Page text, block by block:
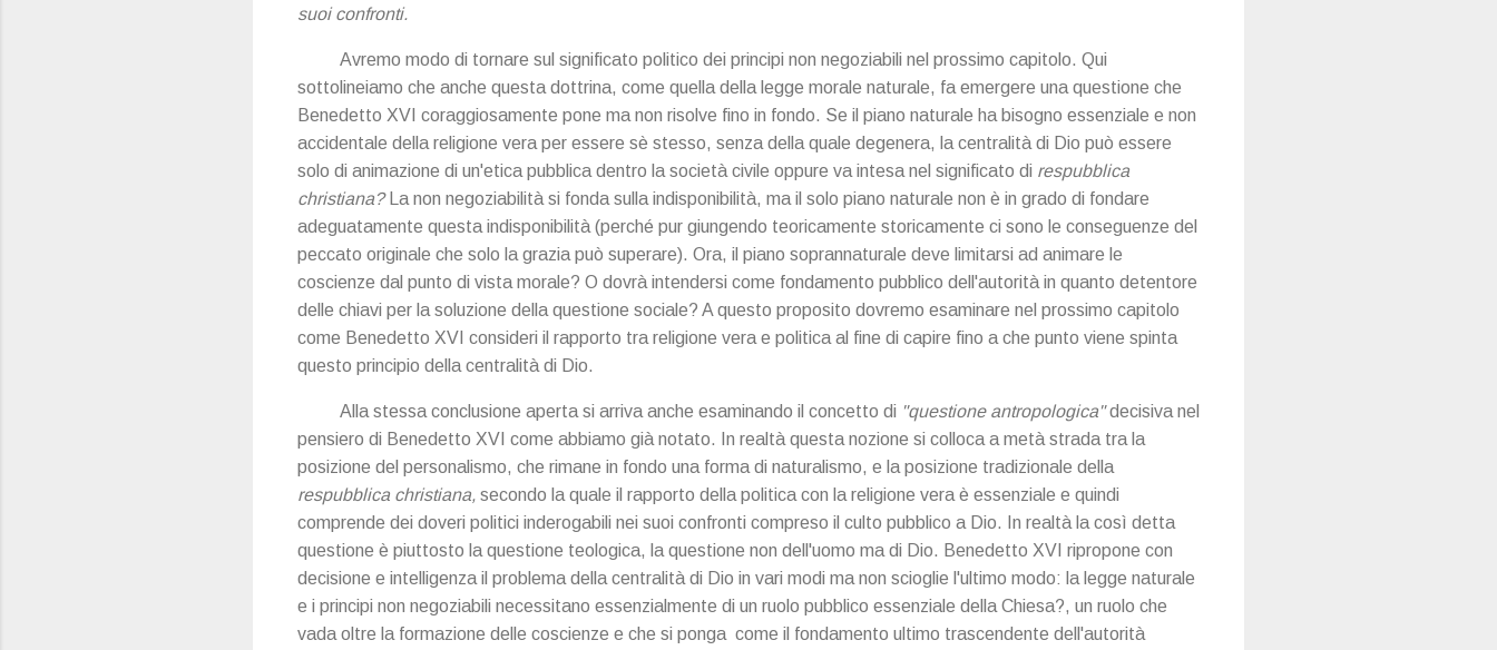
suoi confronti.
Avremo modo di tornare sul significato politico dei principi non negoziabili nel prossimo capitolo. Qui
sottolineiamo che anche questa dottrina, come quella della legge morale naturale, fa emergere una questione che
Benedetto XVI coraggiosamente pone ma non risolve fino in fondo. Se il piano naturale ha bisogno essenziale e non
accidentale della religione vera per essere sè stesso, senza della quale degenera, la centralità di Dio può essere
solo di animazione di un'etica pubblica dentro la società civile oppure va intesa nel significato di respubblica
christiana?
La non negoziabilità si fonda sulla indisponibilità, ma il solo piano naturale non è in grado di fondare
adeguatamente questa indisponibilità (perché pur giungendo teoricamente storicamente ci sono le conseguenze del
peccato originale che solo la grazia può superare). Ora, il piano soprannaturale deve limitarsi ad animare le
coscienze dal punto di vista morale? O dovrà intendersi come fondamento pubblico dell'autorità in quanto detentore
delle chiavi per la soluzione della questione sociale? A questo proposito dovremo esaminare nel prossimo capitolo
come Benedetto XVI consideri il rapporto tra religione vera e politica al fine di capire fino a che punto viene spinta
questo principio della centralità di Dio.
Alla stessa conclusione aperta si arriva anche esaminando il concetto di "questione antropologica"decisiva nel
pensiero di Benedetto XVI come abbiamo già notato. In realtà questa nozione si colloca a metà strada tra la
posizione del personalismo, che rimane in fondo una forma di naturalismo, e la posizione tradizionale della
respubblica christiana, secondo la quale il rapporto della politica con la religione vera è essenziale e quindi
comprende dei doveri politici inderogabili nei suoi confronti compreso il culto pubblico a Dio. In realtà la così detta
questione è piuttosto la questione teologica, la questione non dell'uomo ma di Dio. Benedetto XVI ripropone con
decisione e intelligenza il problema della centralità di Dio in vari modi ma non scioglie l'ultimo modo: la legge naturale
e i principi non negoziabili necessitano essenzialmente di un ruolo pubblico essenziale della Chiesa?, un ruolo che
vada oltre la formazione delle coscienze e che si ponga come il fondamento ultimo trascendente dell'autorità